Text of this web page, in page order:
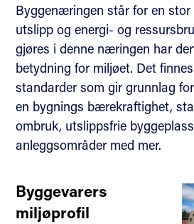
Byggenæringen står for en stor
utslipp og energi- og
gjøres i denne næringen har
betydning for miljøet. Det
standarder som gir grunnlag
en bygnings bærekraftighet,
ombruk, utslippsfrie
anleggsområder med mer.
Byggevarers
miljøprofil